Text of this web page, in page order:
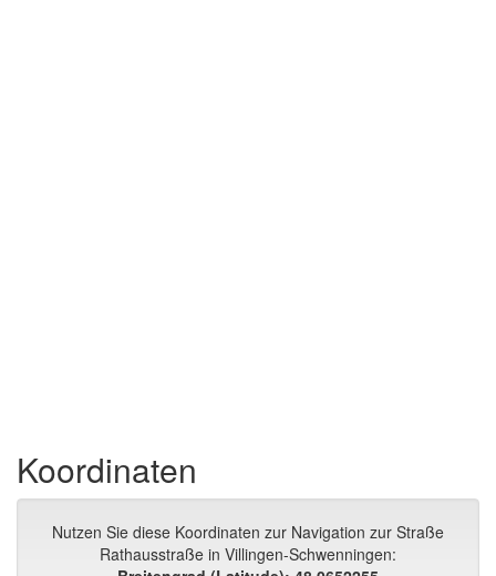
Koordinaten
Nutzen Sie diese Koordinaten zur Navigation zur Straße
Rathausstraße in Villingen-Schwenningen: